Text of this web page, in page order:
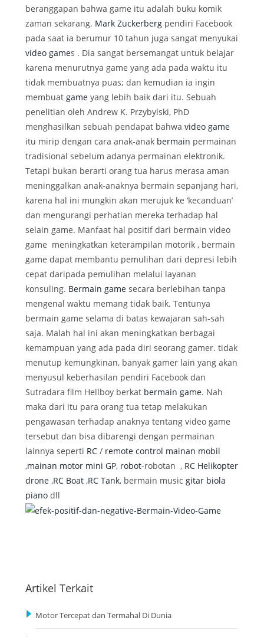
beranggapan bahwa game itu adalah buku komik
zaman sekarang. Mark Zuckerberg pendiri Facebook
pada saat ia berumur 10 tahun juga sangat menyukai
video games . Dia sangat bersemangat untuk belajar
karena menurutnya game yang ada pada waktu itu
tidak membuatnya puas; dan kemudian ia ingin
membuat game yang lebih baik dari itu. Sebuah
penelitian oleh Andrew K. Przybylski, PhD
menghasilkan sebuah pendapat bahwa video game
itu mirip dengan cara anak-anak bermain permainan
tradisional sebelum adanya permainan elektronik.
Tetapi bukan berarti orang tua harus merasa aman
meninggalkan anak-anaknya bermain sepanjang hari,
karena hal ini mungkin akan merujuk ke ‘kecanduan’
dan mengurangi perhatian mereka terhadap hal
selain game. Manfaat hal positif dari bermain video
game meningkatkan keterampilan motorik , bermain
game dapat membantu pemulihan dari depresi lebih
cepat daripada pemulihan melalui layanan
konsuling. Bermain game secara berlebihan tanpa
mengenal waktu memang tidak baik. Tentunya
bermain game selama di batas kewajaran sah-sah
saja. Malah hal ini akan meningkatkan berbagai
kemampuan yang ada pada diri seorang gamer. tidak
menutup kemungkinan, banyak gamer lain yang akan
menyusul keberhasilan pendiri Facebook dan
Sutradara film Hellboy berkat bermain game. Nah
maka dari itu para orang tua tetap melakukan
pengawasan terhadap anaknya tentang video game
tersebut dan bisa dibarengi dengan permainan
lainnya seperti RC / remote control mainan mobil
,mainan motor mini GP, robot-robotan , RC Helikopter
drone ,RC Boat ,RC Tank, bermain music gitar biola
piano dll
Artikel Terkait
Motor Tercepat dan Termahal Di Dunia